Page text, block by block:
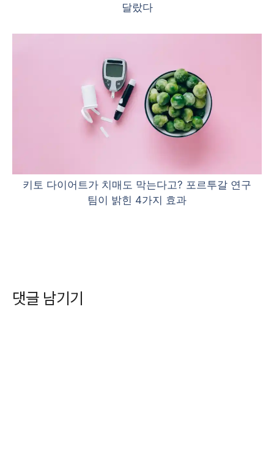
달랐다
키토 다이어트가 치매도 막는다고? 포르투갈 연구
팀이 밝힌 4가지 효과
댓글 남기기